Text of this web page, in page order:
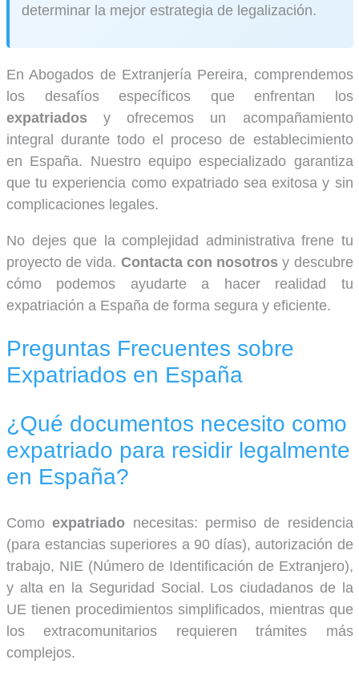
determinar la mejor estrategia de legalización.
En Abogados de Extranjería Pereira, comprendemos
los desafíos específicos que enfrentan los
expatriados y ofrecemos un acompañamiento
integral durante todo el proceso de establecimiento
en España. Nuestro equipo especializado garantiza
que tu experiencia como expatriado sea exitosa y sin
complicaciones legales.
No dejes que la complejidad administrativa frene tu
proyecto de vida. Contacta con nosotros y descubre
cómo podemos ayudarte a hacer realidad tu
expatriación a España de forma segura y eficiente.
Preguntas Frecuentes sobre
Expatriados en España
¿Qué documentos necesito como
expatriado para residir legalmente
en España?
Comoexpatriado necesitas: permiso de residencia
(para estancias superiores a 90 días), autorización de
trabajo, NIE (Número de Identificación de Extranjero),
y alta en la Seguridad Social. Los ciudadanos de la
UE tienen procedimientos simplificados, mientras que
los extracomunitarios requieren trámites más
complejos.